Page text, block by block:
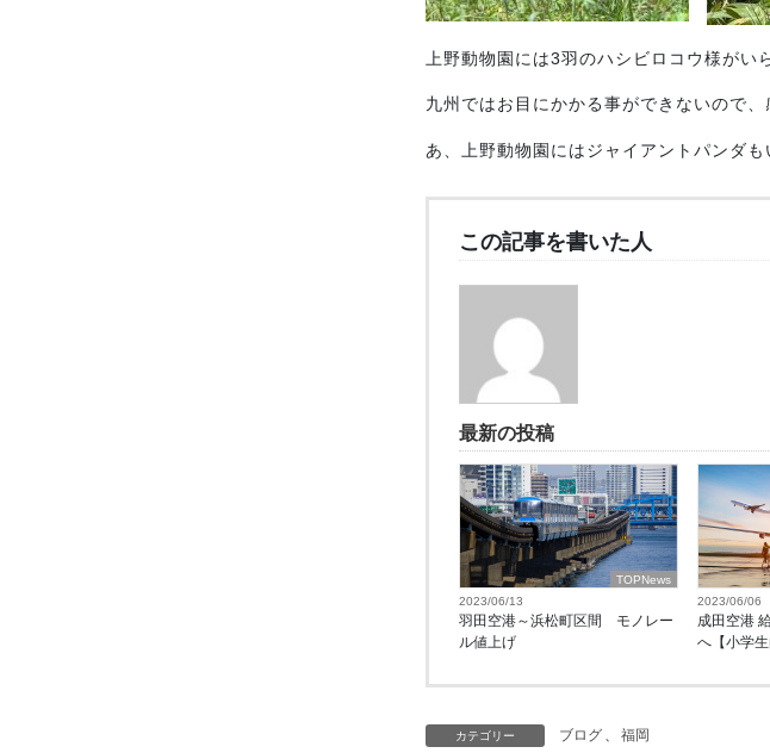
上野動物園には3羽のハシビロコウ様がい
九州ではお目にかかる事ができないので
あ、上野動物園にはジャイアントパンダ
この記事を書いた人
最新の投稿
TOPNews
2023/06/13
羽田空港～浜松町区間 モノレー
ル値上げ
2023/06/06
成田空港
へ【小学生
カテゴリー ブログ 福岡